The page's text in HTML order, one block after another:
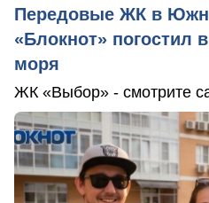
Передовые ЖК в
«Блокнот» погостил
моря
ЖК «Выбор» - смотрите